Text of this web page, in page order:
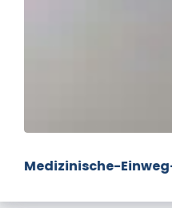
Medizinische-